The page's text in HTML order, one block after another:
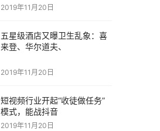
2019年11月20日
五星级酒店又曝卫生乱象：喜
来登、华尔道夫、
2019年11月20日
短视频行业开起“收徒做任务”
模式，能战抖音
2019年11月20日